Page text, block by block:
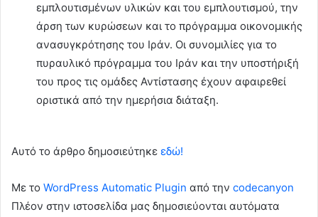
εμπλουτισμένων υλικών και του εμπλουτισμού, την
άρση των κυρώσεων και το πρόγραμμα οικονομικής
ανασυγκρότησης του Ιράν. Οι συνομιλίες για το
πυραυλικό πρόγραμμα του Ιράν και την υποστήριξή
του προς τις ομάδες Αντίστασης έχουν αφαιρεθεί
οριστικά από την ημερήσια διάταξη.
Αυτό το άρθρο δημοσιεύτηκε εδώ!
Με το WordPress Automatic Plugin από την codecanyon
Πλέον στην ιστοσελίδα μας δημοσιεύονται αυτόματα